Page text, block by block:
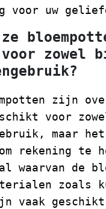
voor uw
zowel
zijn
voor
maar
rekening te
waarvan de
zoals
vaak